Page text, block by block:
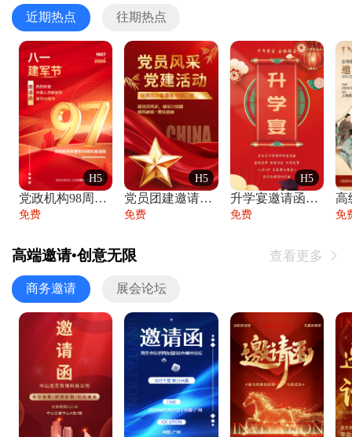
近期热点 往期热点
H5
党政机构98周年八一建军节庆祝晚会活动邀
免费
H5
党员团建邀请函党建活动风采党会工作汇报总
免费
H5
升学宴邀请函喜报金榜题名高端谢师宴邀请函
免费 免
高端邀请•创意无限 查看更多 
商务邀请 展会论坛